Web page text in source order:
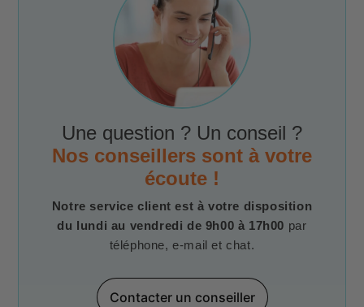
Une question ? Un conseil ?
Nos conseillers sont à votre
écoute !
Notre service client est à votre disposition
du lundi au vendredi de 9h00 à 17h00 par
téléphone, e-mail et chat.
Contacter un conseiller